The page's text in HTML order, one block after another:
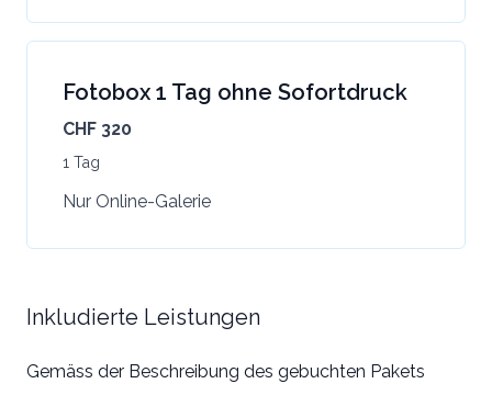
Fotobox 1 Tag ohne Sofortdruck
CHF 320
1 Tag
Nur Online-Galerie
Inkludierte Leistungen
Gemäss der Beschreibung des gebuchten Pakets